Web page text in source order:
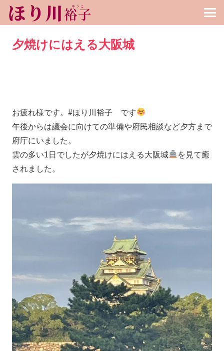
夕焼けにはえる大阪城
お疲れ様です。#ほり川裕子 です
午後からは議会に向けての準備や府民相談など夕方まで
府庁にいました。
雲の多い1日でしたが夕焼けにはえる大阪城
を見て癒
されました。